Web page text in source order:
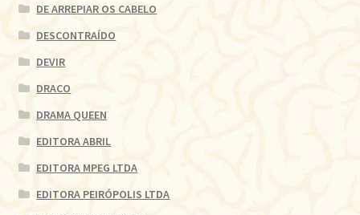
DE ARREPIAR OS CABELO
DESCONTRAÍDO
DEVIR
DRACO
DRAMA QUEEN
EDITORA ABRIL
EDITORA MPEG LTDA
EDITORA PEIRÓPOLIS LTDA